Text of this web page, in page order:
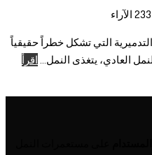
الآراء
التي تشكل خطراً حقيقياً
العادي، يتغذى النمل...اقرأ